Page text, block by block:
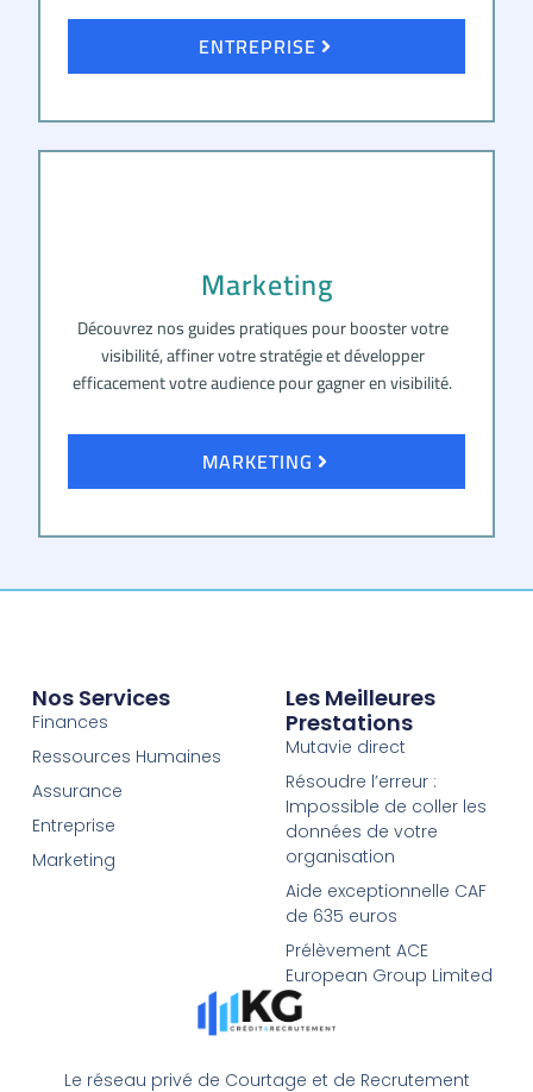
ENTREPRISE
Marketing
Découvrez nos guides pratiques pour booster votre
visibilité, affiner votre stratégie et développer
efficacement votre audience pour gagner en visibilité.
MARKETING
Le réseau privé de Courtage et de Recrutement
Nos Services
Finances
Ressources Humaines
Assurance
Entreprise
Marketing
Les Meilleures
Prestations
Mutavie direct
Résoudre l’erreur :
Impossible de coller les
données de votre
organisation
Aide exceptionnelle CAF
de 635 euros
Prélèvement ACE
European Group Limited